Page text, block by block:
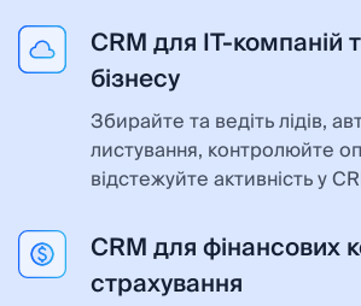
CRM для IT-компаній
бізнесу
Збирайте та ведіть лідів,
листування, контролюйте
відстежуйте активність у
CRM для фінансових
страхування